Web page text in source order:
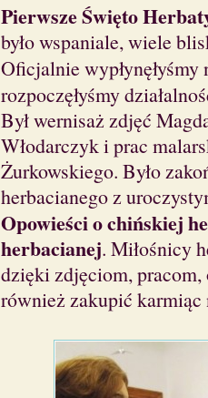
Pierwsze Święto
było wspaniale, wiele
Oficjalnie wypłynęłyśmy
rozpoczęłyśmy
Był wernisaż zdjęć
Włodarczyk i prac
Żurkowskiego. Było
herbacianego z
Opowieści o chińskiej
herbacianej. Miłośnicy
dzięki zdjęciom,
również zakupić karmiąc